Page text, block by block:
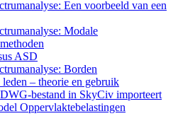
Een voorbeeld van een
Modale
ASD
Borden
leden – theorie en gebruik
bestand in SkyCiv importeert
Oppervlaktebelastingen